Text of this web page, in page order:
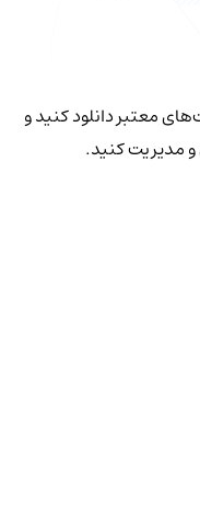
معتبر دانلود کنید و
مدیریت کنید.